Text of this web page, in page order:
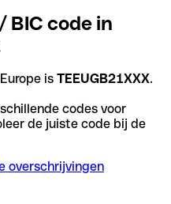
BIC code in
is TEEUGB21XXX.
codes voor
de juiste code bij de
overschrijvingen